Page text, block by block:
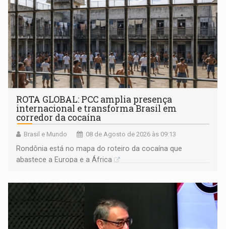
ROTA GLOBAL: PCC amplia presença
internacional e transforma Brasil em
corredor da cocaína
Brasil e Mundo 08 de Agosto de 2026 às 09:13
Rondônia está no mapa do roteiro da cocaína que
abastece a Europa e a África